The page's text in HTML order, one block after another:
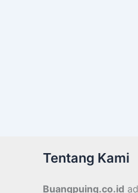
Tentang Kami
Buangpuing.co.id